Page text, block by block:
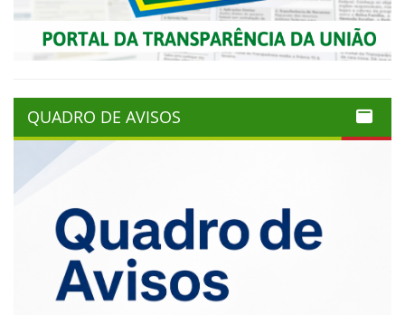
QUADRO DE AVISOS